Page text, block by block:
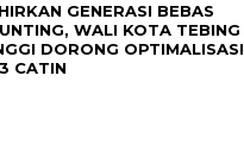
GENERASI BEBAS
WALI KOTA TEBING
DORONG OPTIMALISASI
CATIN